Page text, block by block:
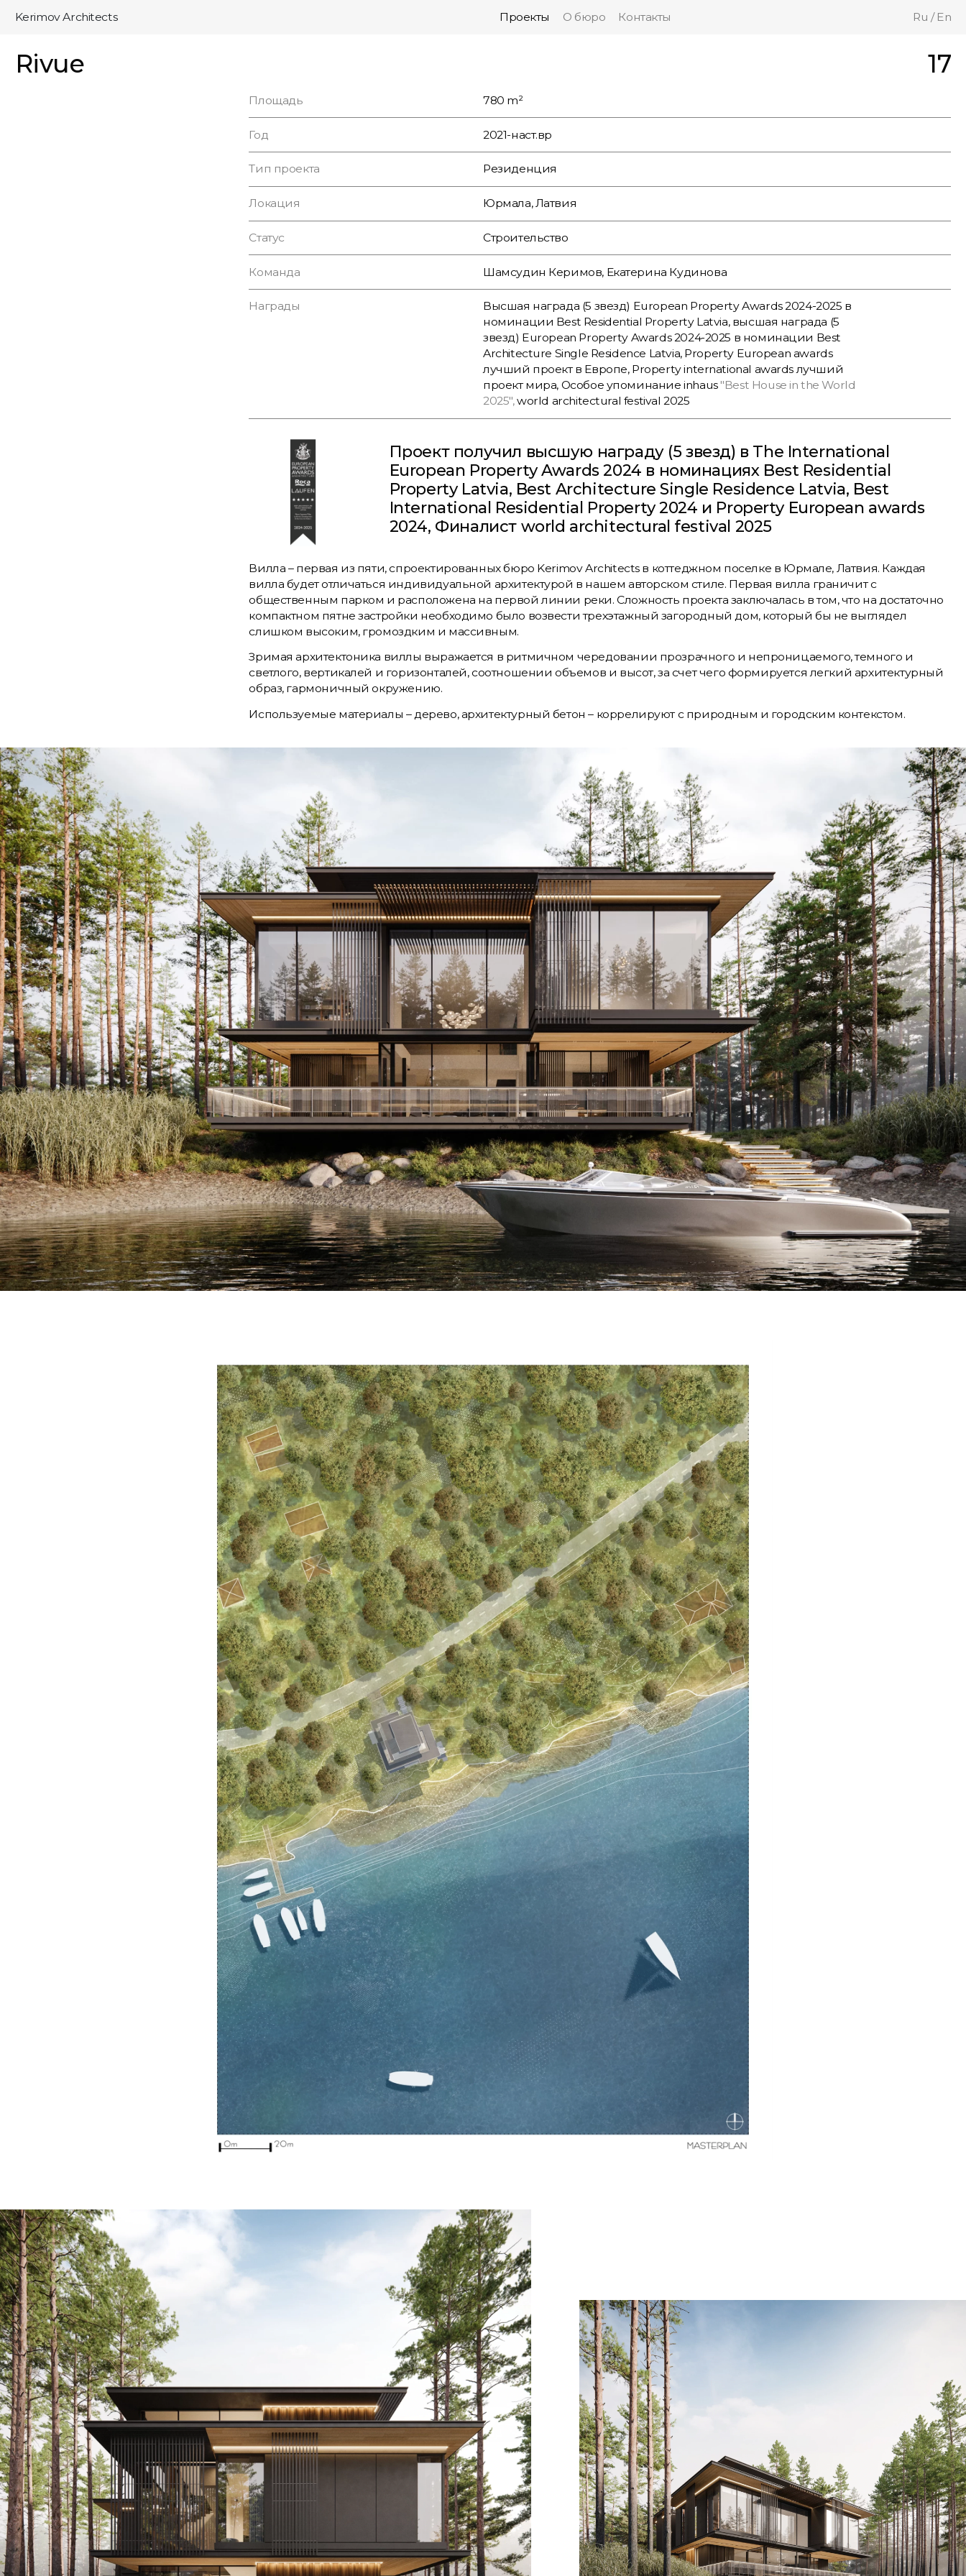
Kerimov Architects Проекты О бюро Контакты Ru / En
Rivue 17
Площадь 780 m²
Год 2021-наст.вр
Тип проекта Резиденция
Локация Юрмала, Латвия
Статус Строительство
Команда Шамсудин Керимов, Екатерина Кудинова
Награды
Высшая награда (5 звезд) European Property Awards 2024-2025 в
номинации Best Residential Property Latvia, высшая награда (5
звезд) European Property Awards 2024-2025 в номинации Best
Architecture Single Residence Latvia, Property European awards
лучший проект в Европе, Property international awards лучший
проект мира, Особое упоминание inhaus "Best House in the World
2025",world architectural festival 2025
Проект получил высшую награду (5 звезд) в The International
European Property Awards 2024 в номинациях Best Residential
Property Latvia, Best Architecture Single Residence Latvia, Best
International Residential Property 2024 и Property European awards
2024, Финалист world architectural festival 2025
Вилла – первая из пяти, спроектированных бюро Kerimov Architects в коттеджном поселке в Юрмале, Латвия. Каждая
вилла будет отличаться индивидуальной архитектурой в нашем авторском стиле. Первая вилла граничит с
общественным парком и расположена на первой линии реки. Сложность проекта заключалась в том, что на достаточно
компактном пятне застройки необходимо было возвести трехэтажный загородный дом, который бы не выглядел
слишком высоким, громоздким и массивным.
Зримая архитектоника виллы выражается в ритмичном чередовании прозрачного и непроницаемого, темного и
светлого, вертикалей и горизонталей, соотношении объемов и высот, за счет чего формируется легкий архитектурный
образ, гармоничный окружению.
Используемые материалы – дерево, архитектурный бетон – коррелируют с природным и городским контекстом.